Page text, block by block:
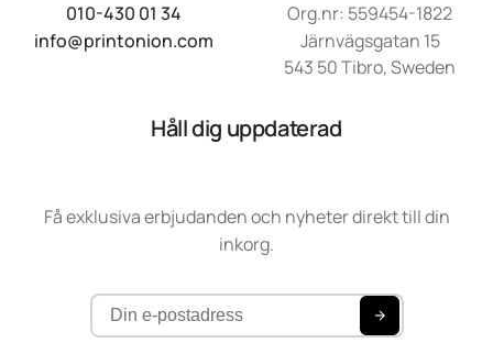
010-430 01 34
info@printonion.com
Org.nr: 559454-1822
Järnvägsgatan 15
543 50 Tibro, Sweden
Håll dig uppdaterad
Få exklusiva erbjudanden och nyheter direkt till din
inkorg.